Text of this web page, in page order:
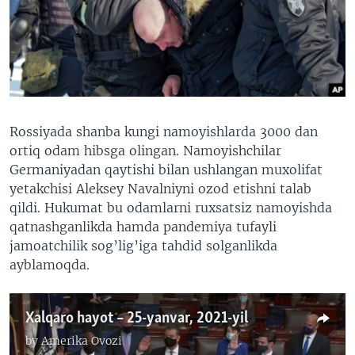
VIDEO
XABARLAR SURATLARDA
ODNOKLASSNIKI
TELEGRAM
TWITTER
SOUNDCLOUD
VOA
Rossiyada shanba kungi namoyishlarda 3000 dan
ortiq odam hibsga olingan. Namoyishchilar
Germaniyadan qaytishi bilan ushlangan muxolifat
yetakchisi Aleksey Navalniyni ozod etishni talab
qildi. Hukumat bu odamlarni ruxsatsiz namoyishda
qatnashganlikda hamda pandemiya tufayli
jamoatchilik sog’lig’iga tahdid solganlikda
ayblamoqda.
Xalqaro hayot – 25-yanvar, 2021-yil
by Amerika Ovozi